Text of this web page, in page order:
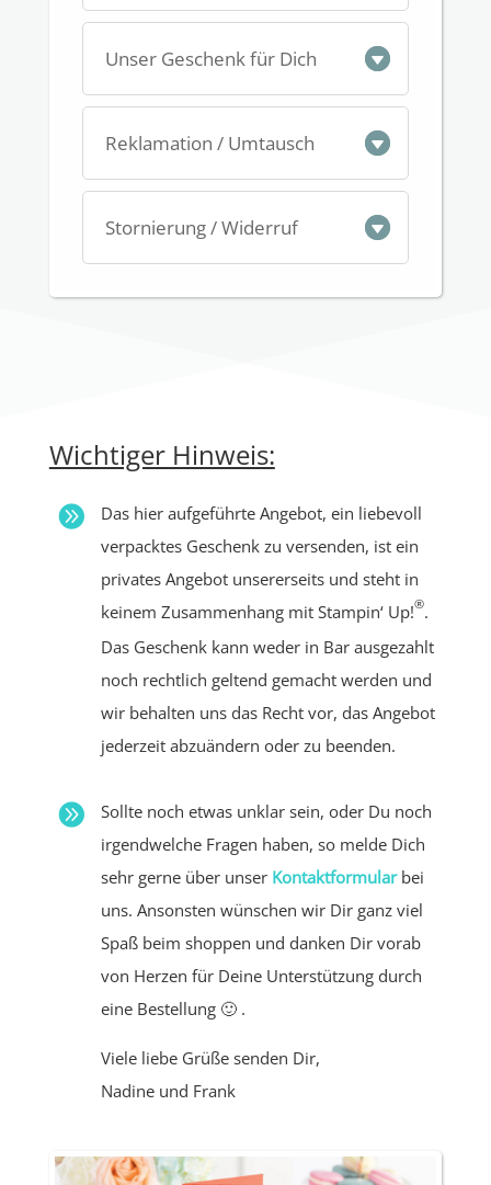
Unser Geschenk für Dich
Reklamation / Umtausch
Stornierung / Widerruf
Wichtiger Hinweis:

Das hier aufgeführte Angebot, ein liebevoll
verpacktes Geschenk zu versenden, ist ein
privates Angebot unsererseits und steht in
keinem Zusammenhang mit Stampin‘ Up!®.
Das Geschenk kann weder in Bar ausgezahlt
noch rechtlich geltend gemacht werden und
wir behalten uns das Recht vor, das Angebot
jederzeit abzuändern oder zu beenden.

Sollte noch etwas unklar sein, oder Du noch
irgendwelche Fragen haben, so melde Dich
sehr gerne über unser Kontaktformularbei
uns. Ansonsten wünschen wir Dir ganz viel
Spaß beim shoppen und danken Dir vorab
von Herzen für Deine Unterstützung durch
eine Bestellung 🙂 .
Viele liebe Grüße senden Dir,
Nadine und Frank